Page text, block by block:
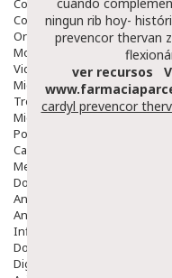
Complementos Alimentarios.
Ortopedia - Accesorios
Movilidad
Vida Diaria
Miembro Superior
Tronco
Miembro Inferior
Podología
Calzado
Medicamentos
Dolor E Inflamación
Analgésicos
Anestésicos
Inflamación Articulaciones
Dolor Muscular / Articular
Digestivo
ningun rib hoy-
prevencor thervan
ver recursos
cardyl prevencor